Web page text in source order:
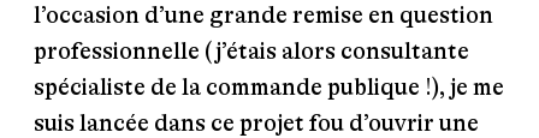
l’occasion d’une grande remise en question
professionnelle (j’étais alors consultante
spécialiste de la commande publique !), je me
suis lancée dans ce projet fou d’ouvrir une